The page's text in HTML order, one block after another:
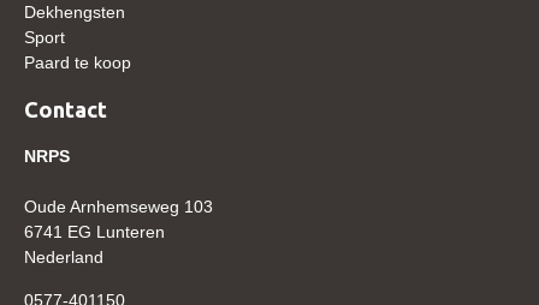
CONTACT
REGIO'S
Regio Noord
Bestuur Regio Midden
Dekhengsten
Sport
Paard te koop
Contact
NRPS
Oude Arnhemseweg 103
6741 EG Lunteren
Nederland
0577-401150